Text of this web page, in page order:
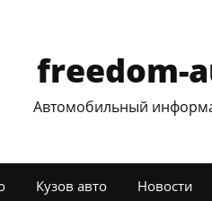
freedom-
Автомобильный
Кузов авто Новости